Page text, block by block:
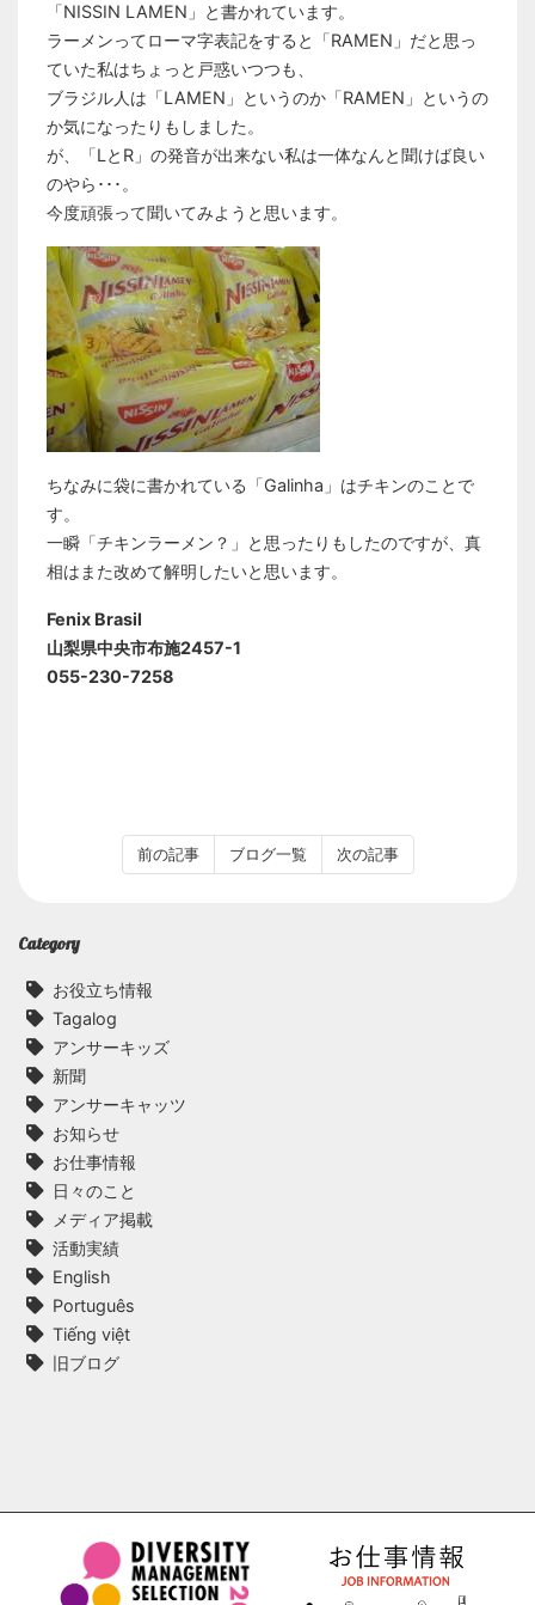
「NISSIN LAMEN」と書かれています。
ラーメンってローマ字表記をすると「RAMEN」だと思っ
ていた私はちょっと戸惑いつつも、
ブラジル人は「LAMEN」というのか「RAMEN」というの
か気になったりもしました。
が、「LとR」の発音が出来ない私は一体なんと聞けば良い
のやら･･･。
今度頑張って聞いてみようと思います。
ちなみに袋に書かれている「Galinha」はチキンのことで
す。
一瞬「チキンラーメン？」と思ったりもしたのですが、真
相はまた改めて解明したいと思います。
Fenix Brasil
山梨県中央市布施2457-1
055-230-7258
前の記事 ブログ一覧 次の記事
Category
お役立ち情報
Tagalog
アンサーキッズ
新聞
アンサーキャッツ
お知らせ
お仕事情報
日々のこと
メディア掲載
活動実績
English
Português
Tiếng việt
旧ブログ